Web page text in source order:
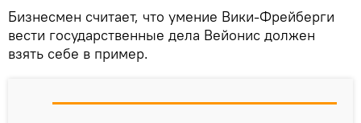
Бизнесмен считает, что умение Вики-Фрейберги
вести государственные дела Вейонис должен
взять себе в пример.